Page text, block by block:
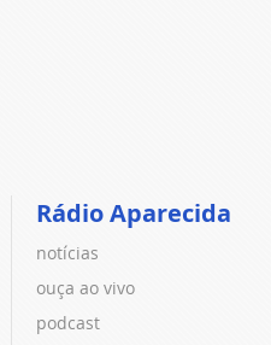
Rádio Aparecida
notícias
ouça ao vivo
podcast